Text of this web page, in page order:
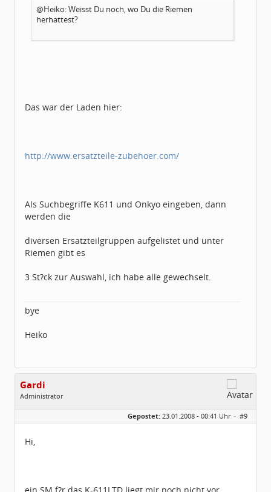
@Heiko: Weisst Du noch, wo Du die Riemen
herhattest?
Das war der Laden hier:
http://www.ersatzteile-zubehoer.com/
Als Suchbegriffe K611 und Onkyo eingeben, dann
werden die
diversen Ersatzteilgruppen aufgelistet und unter
Riemen gibt es
3 St?ck zur Auswahl, ich habe alle gewechselt.
bye
Heiko
Gardi
Administrator
Geschlecht:
Homepage:
Gardi.de
Dabei seit:
Gepostet: 23.01.2008 - 00:41 Uhr · #9
Hi,
ein SM f?r das K-611LTD liegt mir noch nicht vor